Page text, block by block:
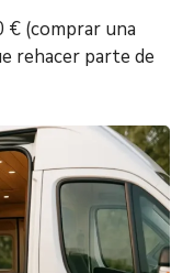
€ (comprar una
rehacer parte de